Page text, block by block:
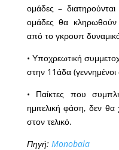
ομάδες –
ομάδες θα κληρωθούν
από το γκρουπ
• Υποχρεωτική
στην 11άδα
• Παίκτες που
ημιτελική φάση, δεν
στον τελικό.
Πηγή: Monobala